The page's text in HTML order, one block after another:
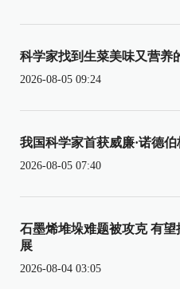
科学家找到生菜美味又营养
2026-08-05 09:24
我国科学家首获威廉·诺德
2026-08-05 07:40
石墨烯堆垛难题被攻克 有
展
2026-08-04 03:05